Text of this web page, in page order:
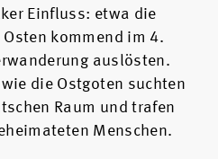
Einfluss: etwa die
kommend im 4.
auslösten.
die Ostgoten suchten
Raum und trafen
Menschen.